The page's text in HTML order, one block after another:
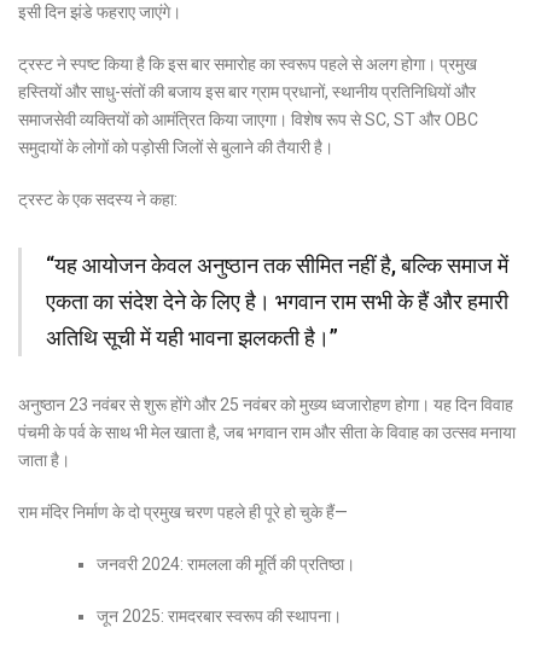
इसी दिन झंडे फहराए जाएंगे।
ट्रस्ट ने स्पष्ट किया है कि इस बार समारोह का स्वरूप पहले से अलग होगा। प्रमुख
हस्तियों और साधु-संतों की बजाय इस बार ग्राम प्रधानों, स्थानीय प्रतिनिधियों और
समाजसेवी व्यक्तियों को आमंत्रित किया जाएगा। विशेष रूप से SC, ST और OBC
समुदायों के लोगों को पड़ोसी जिलों से बुलाने की तैयारी है।
ट्रस्ट के एक सदस्य ने कहा:
“यह आयोजन केवल अनुष्ठान तक सीमित नहीं है, बल्कि समाज में
एकता का संदेश देने के लिए है। भगवान राम सभी के हैं और हमारी
अतिथि सूची में यही भावना झलकती है।”
अनुष्ठान 23 नवंबर से शुरू होंगे और 25 नवंबर को मुख्य ध्वजारोहण होगा। यह दिन विवाह
पंचमी के पर्व के साथ भी मेल खाता है, जब भगवान राम और सीता के विवाह का उत्सव मनाया
जाता है।
राम मंदिर निर्माण के दो प्रमुख चरण पहले ही पूरे हो चुके हैं—
जनवरी 2024: रामलला की मूर्ति की प्रतिष्ठा।
जून 2025: रामदरबार स्वरूप की स्थापना।